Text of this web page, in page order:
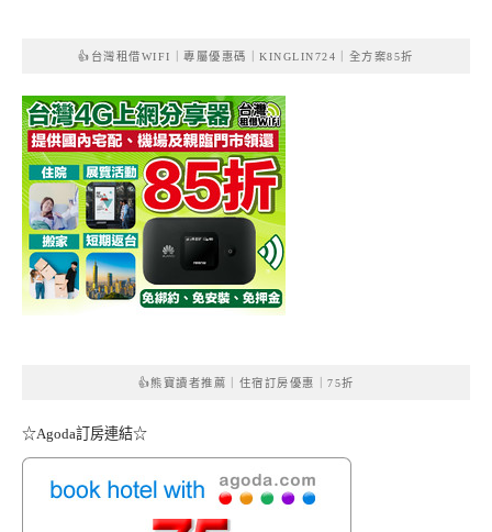
👍台灣租借WIFI｜專屬優惠碼｜KINGLIN724｜全方案85折
👍熊寶讀者推薦｜住宿訂房優惠｜75折
☆Agoda訂房連結☆